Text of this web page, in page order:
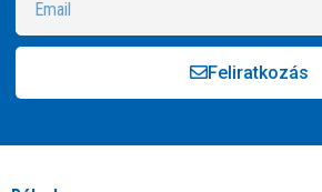
Feliratkozás